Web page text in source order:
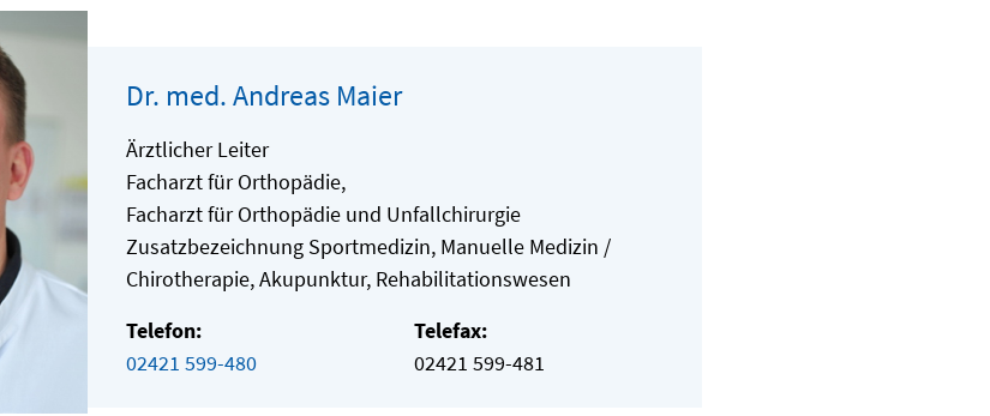
Dr. med. Andreas Maier
Ärztlicher Leiter
Facharzt für Orthopädie,
Facharzt für Orthopädie und Unfallchirurgie
Zusatzbezeichnung Sportmedizin, Manuelle Medizin /
Chirotherapie, Akupunktur, Rehabilitationswesen
Telefon:
02421 599-480
Telefax:
02421 599-481